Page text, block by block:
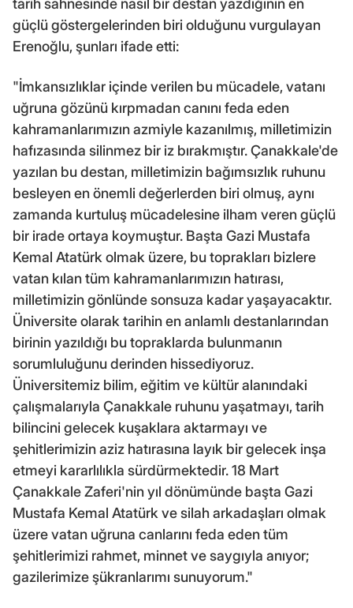
tarih sahnesinde nasıl bir destan yazdığının en
güçlü göstergelerinden biri olduğunu vurgulayan
Erenoğlu, şunları ifade etti:
"İmkansızlıklar içinde verilen bu mücadele, vatanı
uğruna gözünü kırpmadan canını feda eden
kahramanlarımızın azmiyle kazanılmış, milletimizin
hafızasında silinmez bir iz bırakmıştır. Çanakkale'de
yazılan bu destan, milletimizin bağımsızlık ruhunu
besleyen en önemli değerlerden biri olmuş, aynı
zamanda kurtuluş mücadelesine ilham veren güçlü
bir irade ortaya koymuştur. Başta Gazi Mustafa
Kemal Atatürk olmak üzere, bu toprakları bizlere
vatan kılan tüm kahramanlarımızın hatırası,
milletimizin gönlünde sonsuza kadar yaşayacaktır.
Üniversite olarak tarihin en anlamlı destanlarından
birinin yazıldığı bu topraklarda bulunmanın
sorumluluğunu derinden hissediyoruz.
Üniversitemiz bilim, eğitim ve kültür alanındaki
çalışmalarıyla Çanakkale ruhunu yaşatmayı, tarih
bilincini gelecek kuşaklara aktarmayı ve
şehitlerimizin aziz hatırasına layık bir gelecek inşa
etmeyi kararlılıkla sürdürmektedir. 18 Mart
Çanakkale Zaferi'nin yıl dönümünde başta Gazi
Mustafa Kemal Atatürk ve silah arkadaşları olmak
üzere vatan uğruna canlarını feda eden tüm
şehitlerimizi rahmet, minnet ve saygıyla anıyor;
gazilerimize şükranlarımı sunuyorum."